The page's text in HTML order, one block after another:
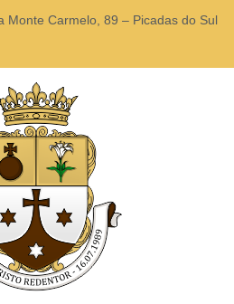
Monte Carmelo, 89 – Picadas do Sul